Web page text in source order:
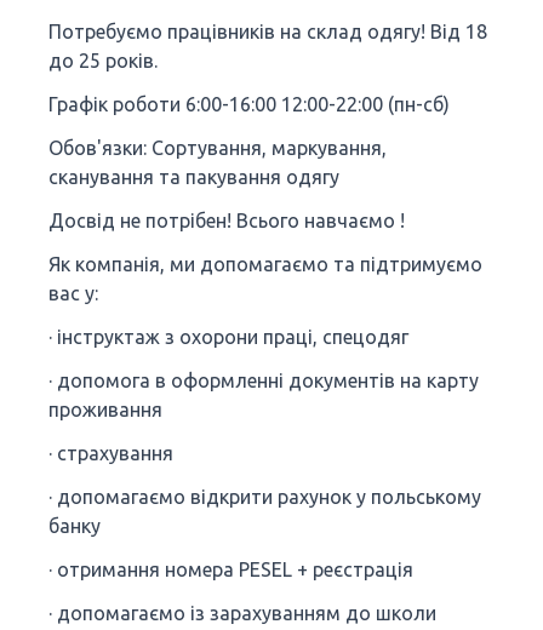
Потребуємо працівників на склад одягу! Від 18
до 25 років.
Графік роботи 6:00-16:00 12:00-22:00 (пн-сб)
Обов'язки: Сортування, маркування,
сканування та пакування одягу
Досвід не потрібен! Всього навчаємо !
Як компанія, ми допомагаємо та підтримуємо
вас у:
· інструктаж з охорони праці, спецодяг
· допомога в оформленні документів на карту
проживання
· страхування
· допомагаємо відкрити рахунок у польському
банку
· отримання номера PESEL + реєстрація
· допомагаємо із зарахуванням до школи